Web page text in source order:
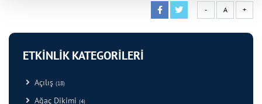
- A +
ETKİNLİK KATEGORİLERİ
Açılış (18)
Ağaç Dikimi (4)